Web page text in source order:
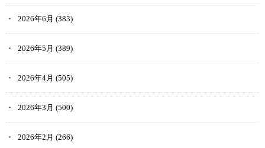
2026年6月 (383)
2026年5月 (389)
2026年4月 (505)
2026年3月 (500)
2026年2月 (266)